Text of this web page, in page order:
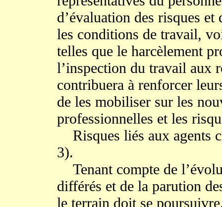
d’évaluation des risques
les conditions de travail,
telles que le harcèlement
l’inspection du travail aux
contribuera à renforcer
de les mobiliser sur les
professionnelles et les
Risques liés aux agents
3).
Tenant compte de
différés et de la parution
le terrain doit se